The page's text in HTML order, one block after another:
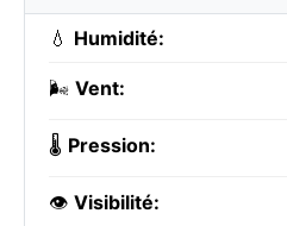
💧 Humidité:
🌬️ Vent:
🌡️ Pression:
👁️ Visibilité: